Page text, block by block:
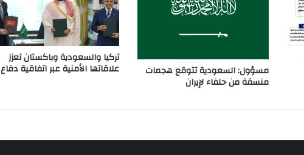
مسؤول: السعودية تتوقع هجمات
منسقة من حلفاء لإيران
تركيا والسعودية وباكستان تعزز
علاقاتها الأمنية عبر اتفاقية دفاع